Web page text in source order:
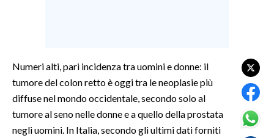
CULTURA
SPETTACOLI
GOSSIP
Numeri alti, pari incidenza tra uomini e donne: il
tumore del colon retto è oggi tra le neoplasie più
diffuse nel mondo occidentale, secondo solo al
tumore al seno nelle donne e a quello della prostata
negli uomini. In Italia, secondo gli ultimi dati forniti